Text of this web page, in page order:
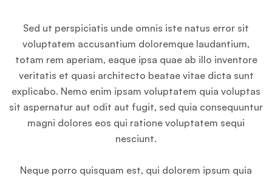
Sed ut perspiciatis unde omnis iste natus error sit
voluptatem accusantium doloremque laudantium,
totam rem aperiam, eaque ipsa quae ab illo inventore
veritatis et quasi architecto beatae vitae dicta sunt
explicabo. Nemo enim ipsam voluptatem quia voluptas
sit aspernatur aut odit aut fugit, sed quia consequuntur
magni dolores eos qui ratione voluptatem sequi
nesciunt.
Neque porro quisquam est, qui dolorem ipsum quia